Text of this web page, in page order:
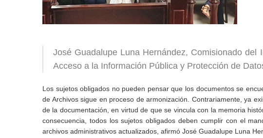
José Guadalupe Luna Hernández, Comisionado
Acceso a la Información Pública y Protección de
Los sujetos obligados no pueden pensar que los documentos se
de Archivos sigue en proceso de armonización. Contrariamente, ya
de la documentación, en virtud de que se vincula con la memoria
consecuencia, todos los sujetos obligados deben cumplir con el
archivos administrativos actualizados, afirmó José Guadalupe Luna